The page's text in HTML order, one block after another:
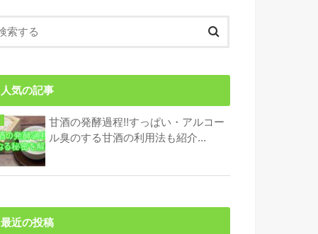
人気の記事
甘酒の発酵過程!!すっぱい・アルコー
ル臭のする甘酒の利用法も紹介...
最近の投稿